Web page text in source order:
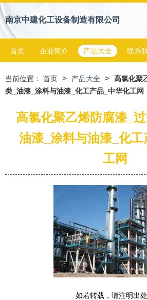
南京中建化工设备制造有限公司
首页 企业简介 产品大全 联系
当前位置： 首页 > 产品大全 > 高氯化聚
类_油漆_涂料与油漆_化工产品_中华化工网
高氯化聚乙烯防腐漆_过
油漆_涂料与油漆_化
工网
如若转载，请注明出处